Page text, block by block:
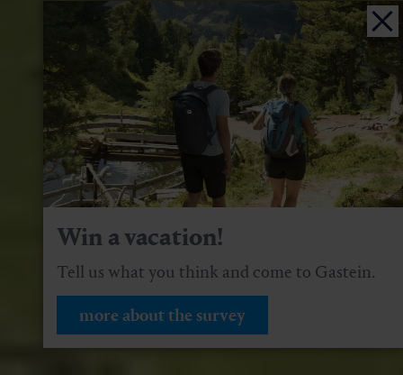
Win a vacation!
Tell us what you think and come to Gastein.
more about the survey